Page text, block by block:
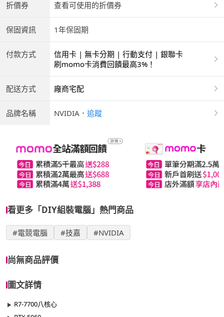
折價券 查看可使用的折價券
保固資訊 1年保固期
付款方式
信用卡 | 無卡分期 | 行動支付 | 銀聯卡
刷momo卡消費回饋最高3%！
配送方式 廠商宅配
品牌名稱 NVIDIA ． 追蹤
看更多「DIY組裝電腦」熱門商品
#電競電腦 #技嘉 #NVIDIA
尚無商品評價
圖文詳情
R7-7700八核心